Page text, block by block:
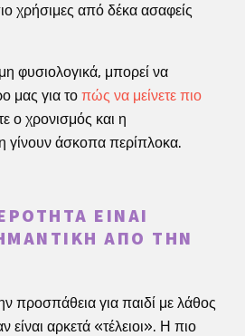
χρήσιμες από δέκα ασαφείς
φυσιολογικά, μπορεί να
μας για το πώς να μείνετε πιο
ο χρονισμός και η
γίνουν άσκοπα περίπλοκα.
ΕΊΝΑΙ
ΑΠΌ ΤΗΝ
προσπάθεια για παιδί με λάθος
είναι αρκετά «τέλειοι». Η πιο